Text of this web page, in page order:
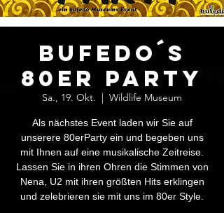
bufedo´s
80er Party
Sa., 19. Okt.
  |
Wildlife Museum
Als nächstes Event laden wir Sie auf
unserere 80erParty ein und begeben uns
mit Ihnen auf eine musikalische Zeitreise.
Lassen Sie in ihren Ohren die Stimmen von
Nena, U2 mit ihren größten Hits erklingen
und zelebrieren sie mit uns im 80er Style.